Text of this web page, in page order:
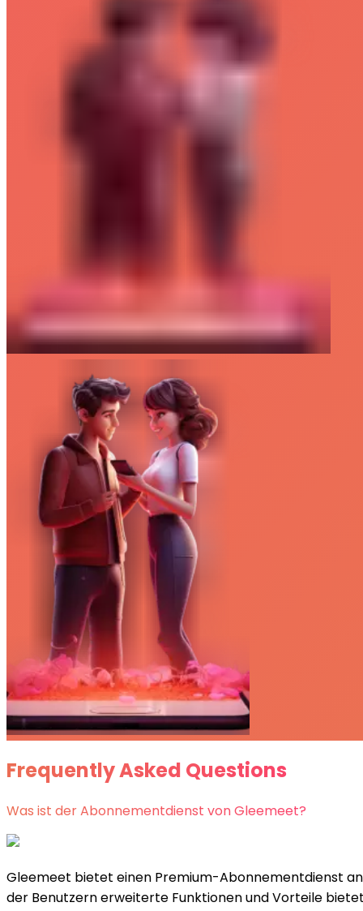
Frequently Asked Questions
Was ist der Abonnementdienst von Gleemeet?
Gleemeet bietet einen Premium-Abonnementdienst
der Benutzern erweiterte Funktionen und Vorteile